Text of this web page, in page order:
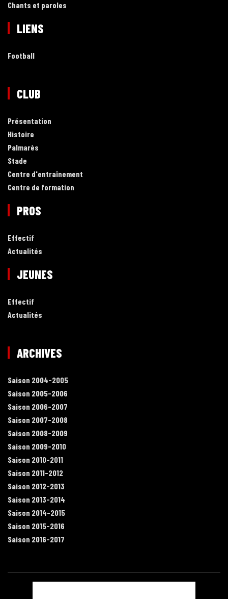
Chants et paroles
LIENS
Football
CLUB
Présentation
Histoire
Palmarès
Stade
Centre d'entraînement
Centre de formation
PROS
Effectif
Actualités
JEUNES
Effectif
Actualités
ARCHIVES
Saison 2004-2005
Saison 2005-2006
Saison 2006-2007
Saison 2007-2008
Saison 2008-2009
Saison 2009-2010
Saison 2010-2011
Saison 2011-2012
Saison 2012-2013
Saison 2013-2014
Saison 2014-2015
Saison 2015-2016
Saison 2016-2017